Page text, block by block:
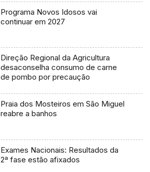
Programa Novos Idosos vai
continuar em 2027
Direção Regional da Agricultura
desaconselha consumo de carne
de pombo por precaução
Praia dos Mosteiros em São Miguel
reabre a banhos
Exames Nacionais: Resultados da
2ª fase estão afixados